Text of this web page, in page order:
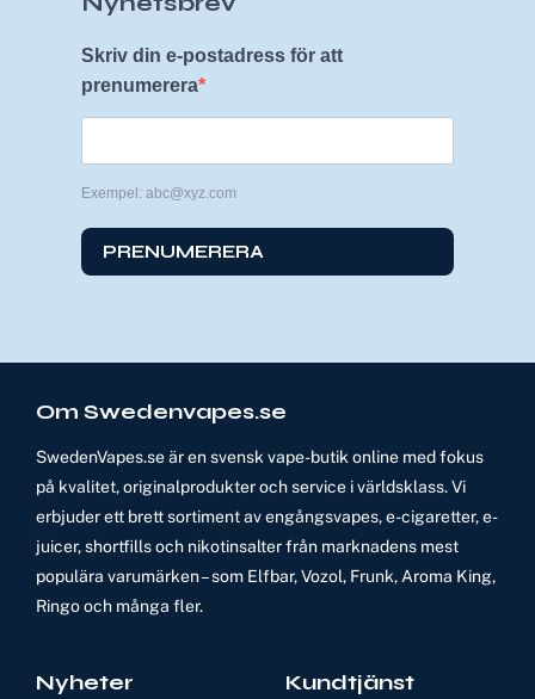
Skriv din e-postadress för att
prenumerera
Exempel: abc@xyz.com
PRENUMERERA
Om Swedenvapes.se
SwedenVapes.se är en svensk vape-butik online med fokus
på kvalitet, originalprodukter och service i världsklass. Vi
erbjuder ett brett sortiment av engångsvapes, e-cigaretter, e-
juicer, shortfills och nikotinsalter från marknadens mest
populära varumärken – som Elfbar, Vozol, Frunk, Aroma King,
Ringo och många fler.
Nyheter Kundtjänst